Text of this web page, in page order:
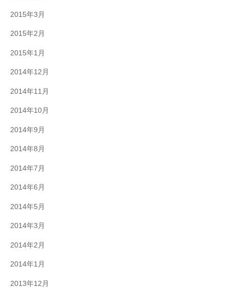
2015年3月
2015年2月
2015年1月
2014年12月
2014年11月
2014年10月
2014年9月
2014年8月
2014年7月
2014年6月
2014年5月
2014年3月
2014年2月
2014年1月
2013年12月